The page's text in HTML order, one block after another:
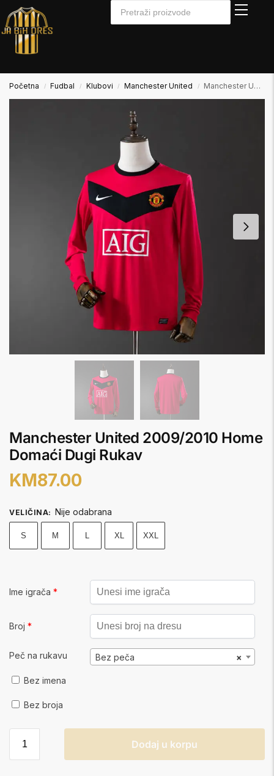
Početna / Fudbal / Klubovi / Manchester United / Manchester United 2009/2010 Home Domaći Dugi Rukav
Manchester United 2009/2010 Home
Domaći Dugi Rukav
KM87.00
VELIČINA: Nije odabrana
S M L XL XXL
Ime igrača *
Broj *
Peč na rukavu ×
Bez peča
Bez imena
Bez broja
Dodaj u korpu